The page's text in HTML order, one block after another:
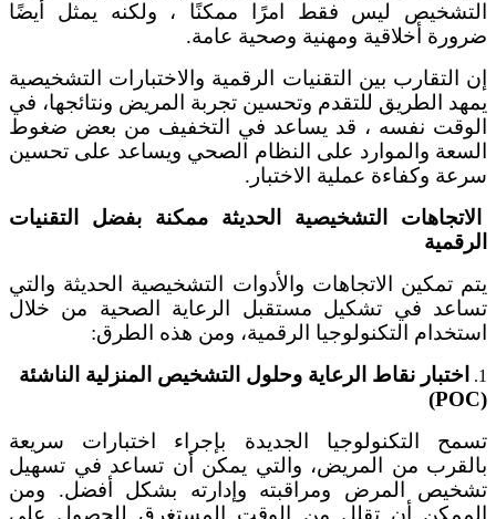
التشخيص ليس فقط امرًا ممكنًا ، ولكنه يمثل أيضًا
ضرورة أخلاقية ومهنية وصحية عامة.
إن التقارب بين التقنيات الرقمية والاختبارات التشخيصية
يمهد الطريق للتقدم وتحسين تجربة المريض ونتائجها، في
الوقت نفسه ، قد يساعد في التخفيف من بعض ضغوط
السعة والموارد على النظام الصحي ويساعد على تحسين
سرعة وكفاءة عملية الاختبار.
الاتجاهات التشخيصية الحديثة ممكنة بفضل التقنيات
الرقمية
يتم تمكين الاتجاهات والأدوات التشخيصية الحديثة والتي
تساعد في تشكيل مستقبل الرعاية الصحية من خلال
استخدام التكنولوجيا الرقمية، ومن هذه الطرق:
1.
اختبار نقاط الرعاية وحلول التشخيص المنزلية الناشئة
(POC)
تسمح التكنولوجيا الجديدة بإجراء اختبارات سريعة
بالقرب من المريض، والتي يمكن أن تساعد في تسهيل
تشخيص المرض ومراقبته وإدارته بشكل أفضل. ومن
الممكن أن تقلل من الوقت المستغرق للحصول على